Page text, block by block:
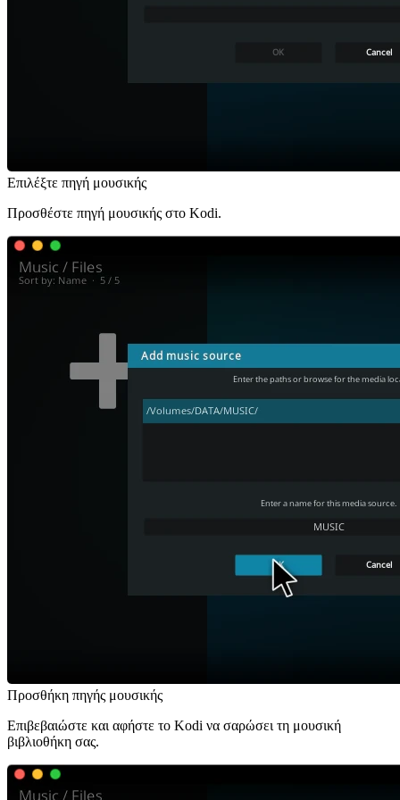
Επιλέξτε πηγή μουσικής
Προσθέστε πηγή μουσικής στο Kodi.
Προσθήκη πηγής μουσικής
Επιβεβαιώστε και αφήστε το Kodi να σαρώσει τη μουσική
βιβλιοθήκη σας.